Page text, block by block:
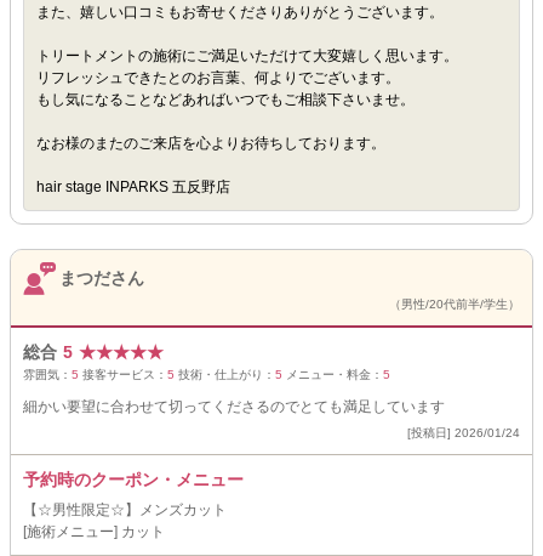
また、嬉しい口コミもお寄せくださりありがとうございます。
トリートメントの施術にご満足いただけて大変嬉しく思います。
リフレッシュできたとのお言葉、何よりでございます。
もし気になることなどあればいつでもご相談下さいませ。
なお様のまたのご来店を心よりお待ちしております。
hair stage INPARKS 五反野店
まつださん
（男性/20代前半/学生）
総合 5 ★★★★★
雰囲気： 5 接客サービス： 5 技術・仕上がり： 5 メニュー・料金： 5
細かい要望に合わせて切ってくださるのでとても満足しています
[投稿日] 2026/01/24
予約時のクーポン・メニュー
【☆男性限定☆】メンズカット
[施術メニュー] カット